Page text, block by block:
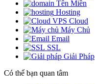
Tên Miền
Hosting
Cloud
Máy Chủ
Email
SSL
Giải Pháp
Có thể bạn quan tâm